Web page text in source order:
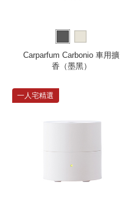
Carparfum Carbonio 車用擴
香（墨黑）
一人宅精選